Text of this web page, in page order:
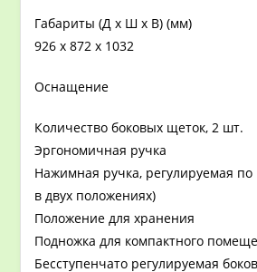
Габариты (Д x Ш x В) (мм)
926 x 872 x 1032
Оснащение
Количество боковых щеток, 2 шт.
Эргономичная ручка
Нажимная ручка, регулируемая по
в двух положениях)
Положение для хранения
Подножка для компактного
Бесступенчато регулируемая